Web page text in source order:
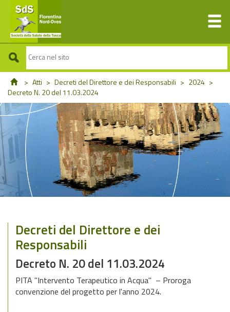
> Atti > Decreti del Direttore e dei Responsabili > 2024 >
Decreto N. 20 del 11.03.2024
Decreti del Direttore e dei
Responsabili
Decreto N. 20 del 11.03.2024
PITA "Intervento Terapeutico in Acqua" – Proroga
convenzione del progetto per l'anno 2024.